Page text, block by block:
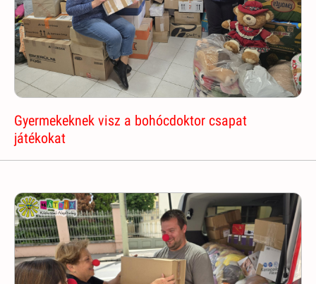
Gyermekeknek visz a bohócdoktor csapat
játékokat